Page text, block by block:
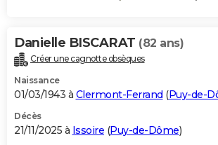
Carte de Noël
Carte Bonne année
Carte Saint-Valentin
Carte Pâques
Carte d'anniversaire
DICTIONNAIRE
Dictionnaire
Biographies
Citations
Expressions
Proverbes
PROGRAMME TV
S'inscrire
Se connecter
Lycées
Collèges
Primaires
Universités
Entreprises
Service militaire
Avis de recherche
AVIS DE DÉCÈS
Danielle BISCARAT (82 ans)
Créer une cagnotte obsèques
Naissance
01/03/1943 à Clermont-Ferrand (Puy-de-
Décès
21/11/2025 à Issoire (Puy-de-Dôme)